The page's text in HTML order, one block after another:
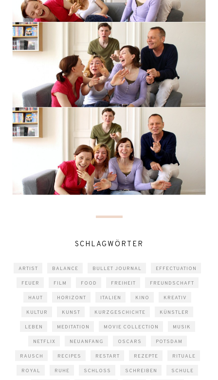
SCHLAGWÖRTER
ARTIST BALANCE BULLET JOURNAL EFFECTUATION
FEUER FILM FOOD FREIHEIT FREUNDSCHAFT
HAUT HORIZONT ITALIEN KINO KREATIV
KULTUR KUNST KURZGESCHICHTE KÜNSTLER
LEBEN MEDITATION MOVIE COLLECTION MUSIK
NETFLIX NEUANFANG OSCARS POTSDAM
RAUSCH RECIPES RESTART REZEPTE RITUALE
ROYAL RUHE SCHLOSS SCHREIBEN SCHULE